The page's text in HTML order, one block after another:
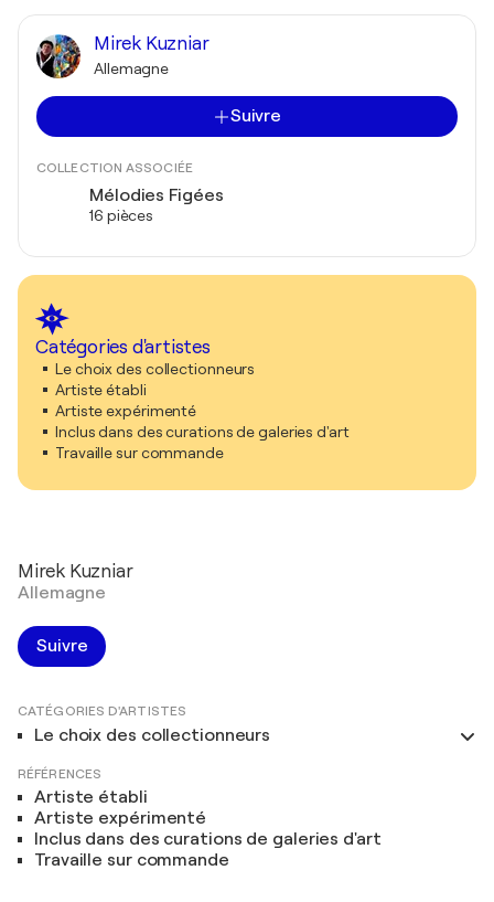
Mirek Kuzniar
Allemagne
Suivre
COLLECTION ASSOCIÉE
Mélodies Figées
16 pièces
Catégories d'artistes
Le choix des collectionneurs
Artiste établi
Artiste expérimenté
Inclus dans des curations de galeries d'art
Travaille sur commande
Mirek Kuzniar
Allemagne
Suivre
CATÉGORIES D'ARTISTES
Le choix des collectionneurs
RÉFÉRENCES
Artiste établi
Artiste expérimenté
Inclus dans des curations de galeries d'art
Travaille sur commande